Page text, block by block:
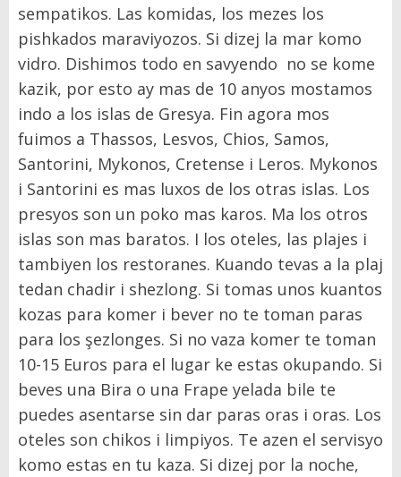
sempatikos. Las komidas, los mezes los
pishkados maraviyozos. Si dizej la mar komo
vidro. Dishimos todo en savyendo no se kome
kazik, por esto ay mas de 10 anyos mostamos
indo a los islas de Gresya. Fin agora mos
fuimos a Thassos, Lesvos, Chios, Samos,
Santorini, Mykonos, Cretense i Leros. Mykonos
i Santorini es mas luxos de los otras islas. Los
presyos son un poko mas karos. Ma los otros
islas son mas baratos. I los oteles, las plajes i
tambiyen los restoranes. Kuando tevas a la plaj
tedan chadir i shezlong. Si tomas unos kuantos
kozas para komer i bever no te toman paras
para los şezlonges. Si no vaza komer te toman
10-15 Euros para el lugar ke estas okupando. Si
beves una Bira o una Frape yelada bile te
puedes asentarse sin dar paras oras i oras. Los
oteles son chikos i limpiyos. Te azen el servisyo
komo estas en tu kaza. Si dizej por la noche,